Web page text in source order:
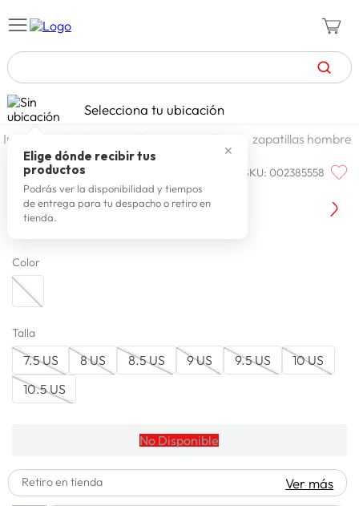
TÉRMINOS MÁS BUSCADOS
1. celulares
2. zapatillas mujer
3. zapatillas hombre
4. moda
6.
7.
9. lavadora
10. spiderman
Selecciona tu ubicación
✕
Elige dónde recibir tus
productos
Podrás ver la disponibilidad y tiempos
de entrega para tu despacho o retiro en
tienda.
calzado y zapatillas zapatillas zapatillas hombre
PUMA SKU:002385558
Puma Zapatilla 402223 03
Color
Talla
7.5 US 8 US 8.5 US 9 US 9.5 US
10 US
10.5 US
No Disponible
Retiro en tienda Ver más